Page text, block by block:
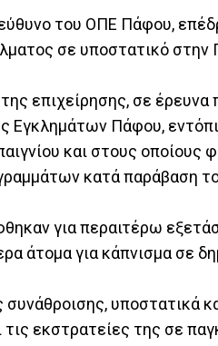
του ΟΠΕ Πάφου,
σε υποστατικό στην
επιχείρησης, σε
Εγκλημάτων Πάφου,
και στους οποίους
κατά παράβαση
για περαιτέρω
άτομα για κάπνισμα σε
υποστατικά
εκστρατείες της σε